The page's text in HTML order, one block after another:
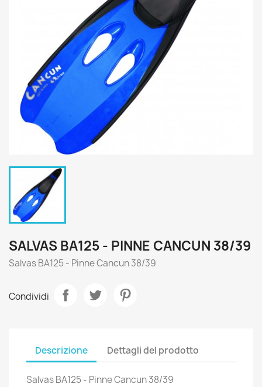
SALVAS BA125 - PINNE CANCUN 38/39
Salvas BA125 - Pinne Cancun 38/39
Condividi
Descrizione Dettagli del prodotto
Salvas BA125 - Pinne Cancun 38/39